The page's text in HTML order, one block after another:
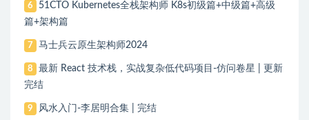
6
51CTO Kubernetes全栈架构师 K8s初级篇+中级篇+高级
篇+架构篇
7 马士兵云原生架构师2024
8
最新 React 技术栈，实战复杂低代码项目-仿问卷星 | 更新
完结
9 风水入门-李居明合集 | 完结